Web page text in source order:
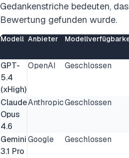
Gedankenstriche bedeuten,
Bewertung gefunden wurde.
Modell Anbieter
GPT-
5.4
(xHigh)
OpenAI Geschlossen
Claude
Opus
4.6
AnthropicGeschlossen
Gemini
3.1 Pro
Google Geschlossen